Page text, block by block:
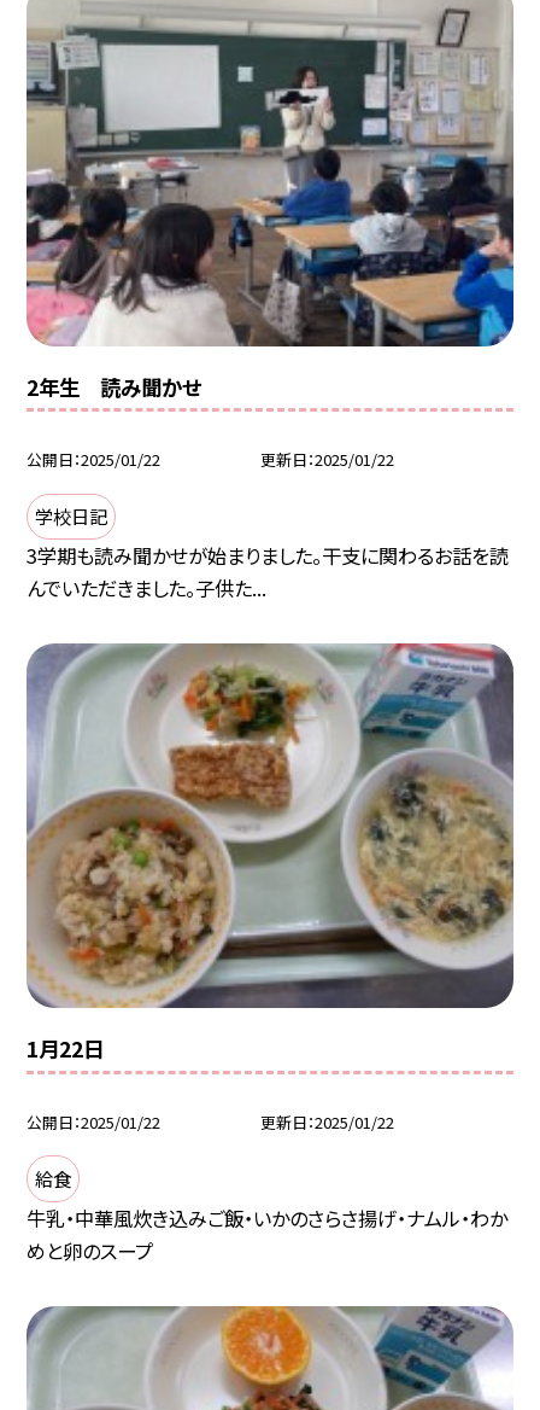
2年生 読み聞かせ
公開日 2025/01/22 更新日 2025/01/22
学校日記
3学期も読み聞かせが始まりました。干支に関わるお話を読
んでいただきました。子供た...
1月22日
公開日 2025/01/22 更新日 2025/01/22
給食
牛乳・中華風炊き込みご飯・いかのさらさ揚げ・ナムル・わか
めと卵のスープ